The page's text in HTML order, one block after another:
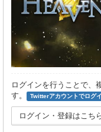
ログインを行うことで、
す。
Twitterアカウントでログ
ログイン・登録はこち